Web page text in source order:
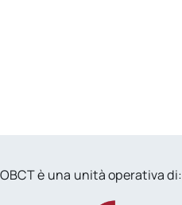
OBCT è una unità operativa di: